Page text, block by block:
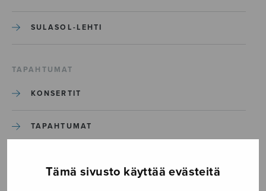
Tämä sivusto käyttää evästeitä
SULASOL-LEHTI
TAPAHTUMAT
KONSERTIT
TAPAHTUMAT